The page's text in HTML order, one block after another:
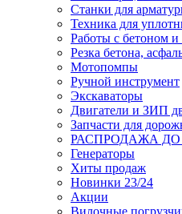
Станки для
Техника для
Работы с бетоном и
Резка бетона,
Мотопомпы
Ручной инструмент
Экскаваторы
Двигатели и ЗИП
Запчасти для
РАСПРОДАЖА ДО
Генераторы
Хиты продаж
Новинки 23/24
Акции
Вилочные